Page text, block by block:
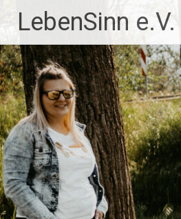
springen
LebenSinn e.V.